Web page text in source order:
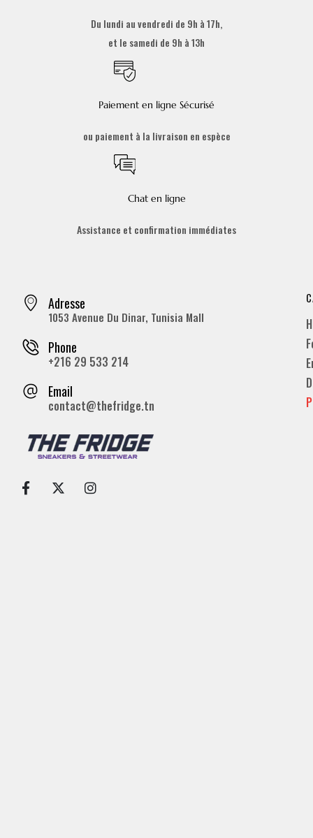
Du lundi au vendredi de 9h à 17h,
et le samedi de 9h à 13h
Paiement en ligne Sécurisé
ou paiement à la livraison en espèce
Chat en ligne
Assistance et confirmation immédiates
Adresse
1053 Avenue Du Dinar, Tunisia Mall
Phone
+216 29 533 214
Email
contact@thefridge.tn